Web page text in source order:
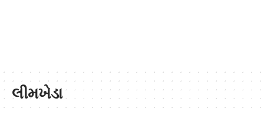
લીમખેડા